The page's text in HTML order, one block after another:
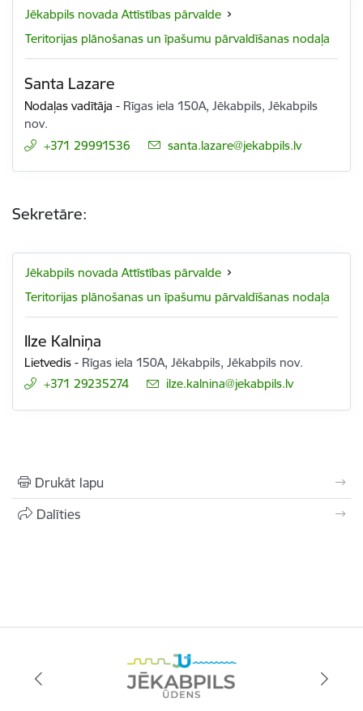
Jēkabpils novada Attīstības pārvalde
Teritorijas plānošanas un īpašumu pārvaldīšanas nodaļa
Santa Lazare
Nodaļas vadītāja - Rīgas iela 150A, Jēkabpils, Jēkabpils
nov.
+371 29991536
E-pasts:
santa.lazare@jekabpils.lv
Sekretāre:
Jēkabpils novada Attīstības pārvalde
Teritorijas plānošanas un īpašumu pārvaldīšanas nodaļa
Ilze Kalniņa
Lietvedis - Rīgas iela 150A, Jēkabpils, Jēkabpils nov.
+371 29235274
E-pasts:
ilze.kalnina@jekabpils.lv
Drukāt lapu
Dalīties